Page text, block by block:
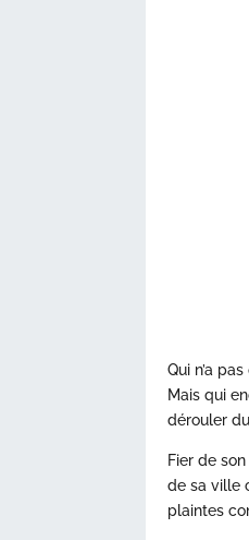
Qui n’a
Mais qui
dérouler
Fier de
de sa ville
plaintes